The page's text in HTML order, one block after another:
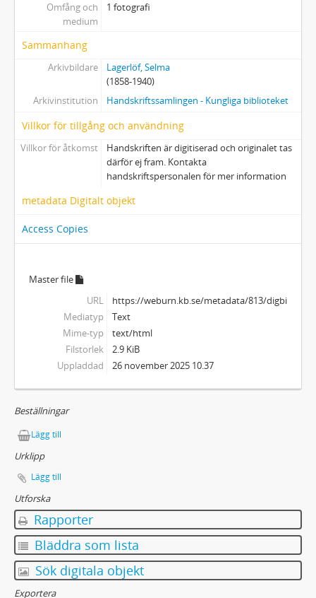
Omfång och
medium
1 fotografi
Sammanhang
Arkivbildare
Lagerlöf, Selma
(1858-1940)
Arkivinstitution
Handskriftssamlingen - Kungliga biblioteket
Villkor för tillgång och användning
Villkor för åtkomst
Handskriften är digitiserad och originalet tas
därför ej fram. Kontakta
handskriftspersonalen för mer information
metadata Digitalt objekt
Access Copies
Master file
URL
https://weburn.kb.se/metadata/813/
Mediatyp
Text
Mime-typ
text/html
Filstorlek
2.9 KiB
Uppladdad
26 november 2025 10.37
Beställningar
Lägg till
Urklipp
Lägg till
Utforska
Rapporter
Bläddra som lista
Sök digitala objekt
Exportera